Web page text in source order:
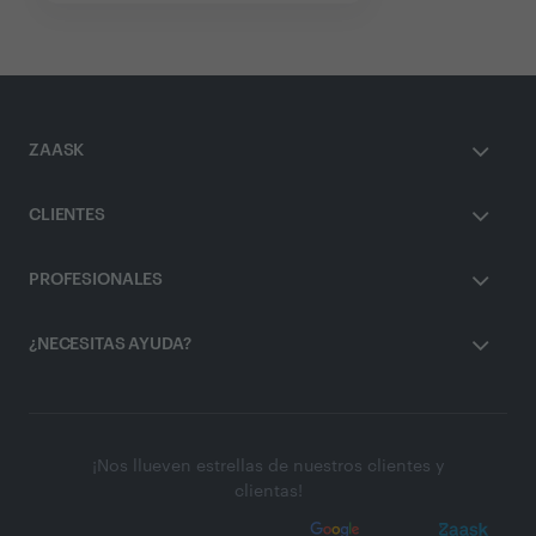
ZAASK
CLIENTES
PROFESIONALES
¿NECESITAS AYUDA?
¡Nos llueven estrellas de nuestros clientes y
clientas!